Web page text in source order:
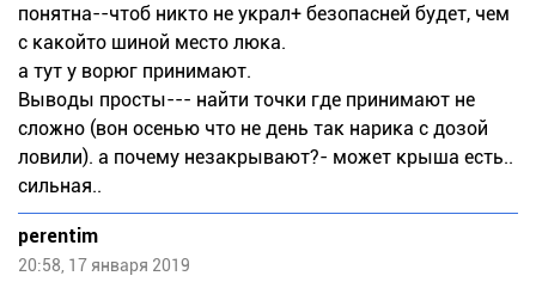
понятна--чтоб никто не украл+ безопасней будет, чем
с какойто шиной место люка.
а тут у ворюг принимают.
Выводы просты--- найти точки где принимают не
сложно (вон осенью что не день так нарика с дозой
ловили). а почему незакрывают?- может крыша есть..
сильная..
perentim
20:58, 17 января 2019